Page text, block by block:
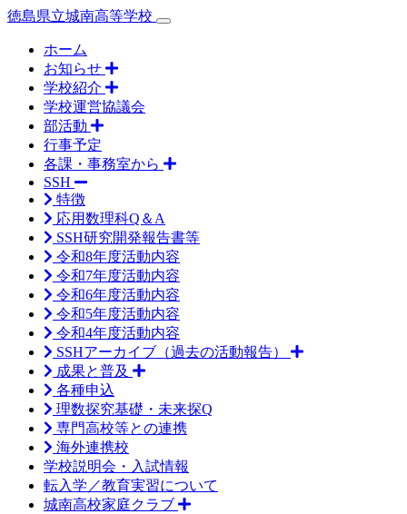
徳島県立城南高等学校
ホーム
お知らせ
学校紹介
学校運営協議会
部活動
行事予定
各課・事務室から
SSH
特徴
応用数理科Q＆A
SSH研究開発報告書等
令和8年度活動内容
令和7年度活動内容
令和6年度活動内容
令和5年度活動内容
令和4年度活動内容
SSHアーカイブ（過去の活動報告）
成果と普及
各種申込
理数探究基礎・未来探Q
専門高校等との連携
海外連携校
学校説明会・入試情報
転入学／教育実習について
城南高校家庭クラブ